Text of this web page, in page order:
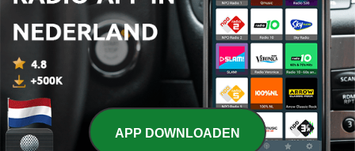
10 - פרק 10 - יוון
10 jul. 2026
9 - פרק 9 - הולנד
27 jun. 2026
8 -
12 jun. 2026
APP DOWNLOADEN